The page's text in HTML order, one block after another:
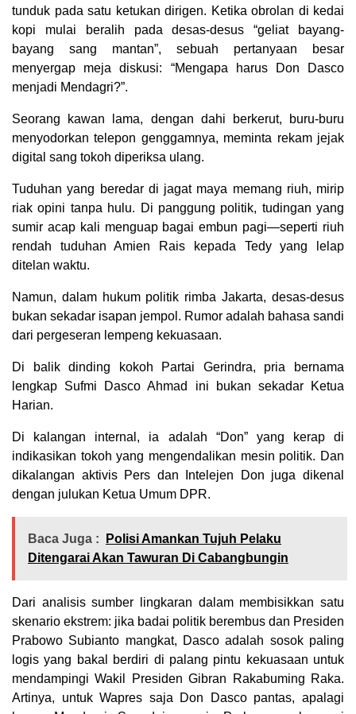
tunduk pada satu ketukan dirigen. Ketika obrolan di kedai
kopi mulai beralih pada desas-desus “geliat bayang-
bayang sang mantan”, sebuah pertanyaan besar
menyergap meja diskusi: “Mengapa harus Don Dasco
menjadi Mendagri?”.
Seorang kawan lama, dengan dahi berkerut, buru-buru
menyodorkan telepon genggamnya, meminta rekam jejak
digital sang tokoh diperiksa ulang.
Tuduhan yang beredar di jagat maya memang riuh, mirip
riak opini tanpa hulu. Di panggung politik, tudingan yang
sumir acap kali menguap bagai embun pagi—seperti riuh
rendah tuduhan Amien Rais kepada Tedy yang lelap
ditelan waktu.
Namun, dalam hukum politik rimba Jakarta, desas-desus
bukan sekadar isapan jempol. Rumor adalah bahasa sandi
dari pergeseran lempeng kekuasaan.
Di balik dinding kokoh Partai Gerindra, pria bernama
lengkap Sufmi Dasco Ahmad ini bukan sekadar Ketua
Harian.
Di kalangan internal, ia adalah “Don” yang kerap di
indikasikan tokoh yang mengendalikan mesin politik. Dan
dikalangan aktivis Pers dan Intelejen Don juga dikenal
dengan julukan Ketua Umum DPR.
Baca Juga :
Polisi Amankan Tujuh Pelaku
Ditengarai Akan Tawuran Di Cabangbungin
Dari analisis sumber lingkaran dalam membisikkan satu
skenario ekstrem: jika badai politik berembus dan Presiden
Prabowo Subianto mangkat, Dasco adalah sosok paling
logis yang bakal berdiri di palang pintu kekuasaan untuk
mendampingi Wakil Presiden Gibran Rakabuming Raka.
Artinya, untuk Wapres saja Don Dasco pantas, apalagi